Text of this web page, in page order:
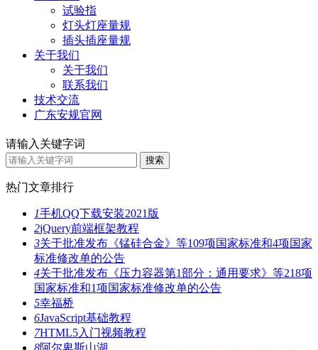
试验指
灯头灯座量规
插头插座量规
关于我们
关于我们
联系我们
技术交流
广东安规官网
请输入关键字词
热门文章排行
1手机QQ下载安装2021版
2jQuery前端框架教程
3关于批准发布《锰硅合金》等109项国家标准和4项国家
标准修改单的公告
4关于批准发布《压力容器第1部分：通用要求》等218项
国家标准和1项国家标准修改单的公告
5幸福桥
6JavaScript基础教程
7HTML5入门视频教程
8阿尔卑斯山湖